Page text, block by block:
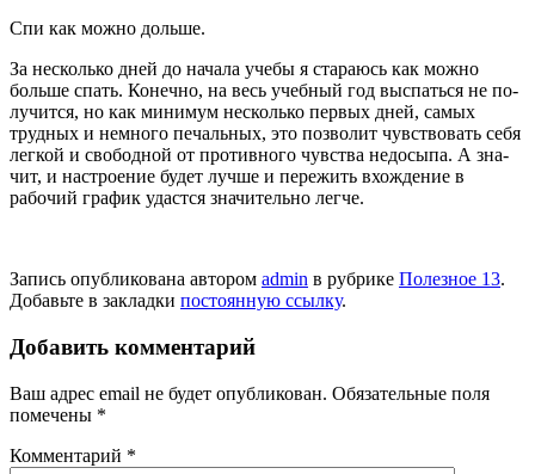
Спи как можно дольше.
За несколь­ко дней до начала учебы я стараюсь как можно
больше спать. Конечно, на весь учеб­ный год выспаться не по­
лучится, но как минимум несколько первых дней, самых
трудных и немного пе­чальных, это позволит чув­ствовать себя
легкой и сво­бодной от противного чувства недосыпа. А зна­
чит, и настроение будет луч­ше и пережить вхождение в
рабочий график удастся значительно легче.
Запись опубликована автором admin в рубрике Полезное 13.
Добавьте в закладки постоянную ссылку.
Добавить комментарий
Ваш адрес email не будет опубликован. Обязательные поля
помечены *
Комментарий *